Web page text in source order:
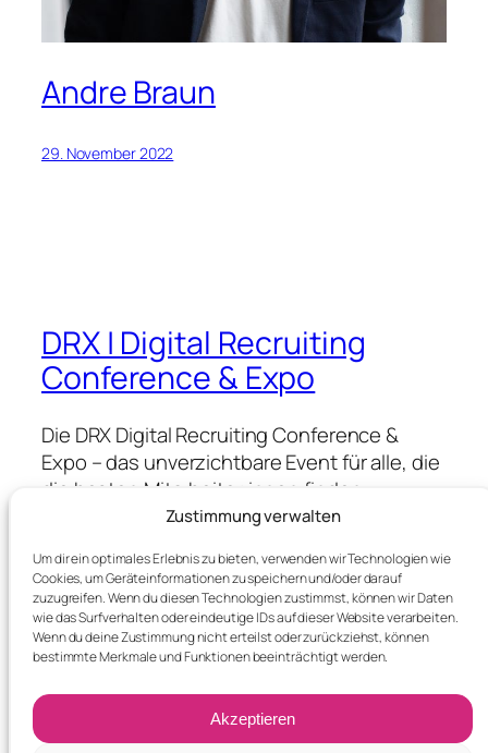
Zustimmung verwalten
Um dir ein optimales Erlebnis zu bieten, verwenden wir Technologien wie
Cookies, um Geräteinformationen zu speichern und/oder darauf
zuzugreifen. Wenn du diesen Technologien zustimmst, können wir Daten
wie das Surfverhalten oder eindeutige IDs auf dieser Website verarbeiten.
Wenn du deine Zustimmung nicht erteilst oder zurückziehst, können
bestimmte Merkmale und Funktionen beeinträchtigt werden.
Akzeptieren
Andre Braun
29. November 2022
DRX | Digital Recruiting
Conference & Expo
Die DRX Digital Recruiting Conference &
Expo – das unverzichtbare Event für alle, die
die besten Mitarbeiter:innen finden,
gewinnen & halten wollen.
Blog
About
FAQs
Events
Shop
Patterns